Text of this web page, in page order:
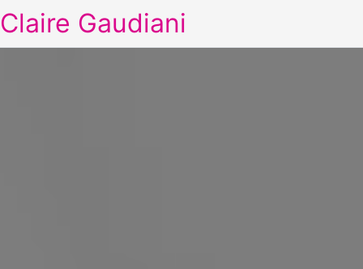
Claire Gaudiani